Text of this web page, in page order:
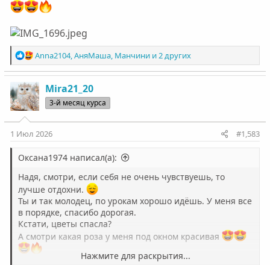
Р
е
а
к
ц
и
и
:
Anna2104,АняМаша, Манчинии 2 других
Mira21_20
3-й месяц курса
1 Июл 2026 #1,583
Оксана1974 написал(а):
Надя, смотри, если себя не очень чувствуешь, то
лучше отдохни.
Ты и так молодец, по урокам хорошо идёшь. У меня все
в порядке, спасибо дорогая.
Кстати, цветы спасла?
А смотри какая роза у меня под окном красивая
Нажмите для раскрытия...